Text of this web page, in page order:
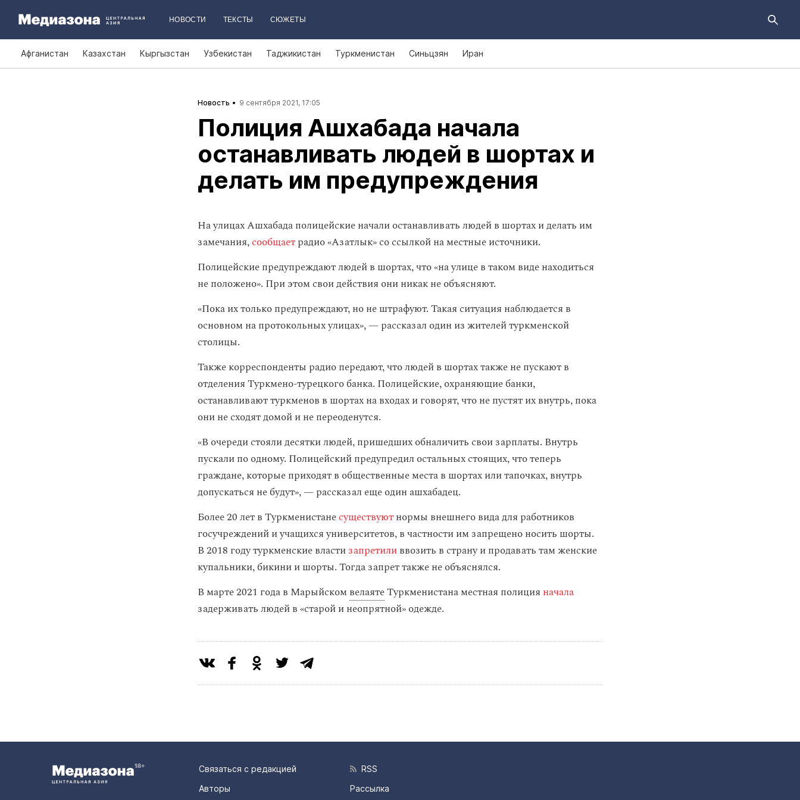
НОВОСТИ ТЕКСТЫ СЮЖЕТЫ
Афганистан Казахстан Кыргызстан Узбекистан Таджикистан Туркменистан Синьцзян Иран
Новость 9 сентября 2021, 17:05
Полиция Ашхабада начала
останавливать людей в шортах и
делать им предупреждения
На улицах Ашхабада полицейские начали останавливать людей в шортах и делать им
замечания,сообщаетрадио «Азатлык» со ссылкой на местные источники.
Полицейские предупреждают людей в шортах, что «на улице в таком виде находиться
не положено». При этом свои действия они никак не объясняют.
«Пока их только предупреждают, но не штрафуют. Такая ситуация наблюдается в
основном на протокольных улицах», — рассказал один из жителей туркменской
столицы.
Также корреспонденты радио передают, что людей в шортах также не пускают в
отделения Туркмено-турецкого банка. Полицейские, охраняющие банки,
останавливают туркменов в шортах на входах и говорят, что не пустят их внутрь, пока
они не сходят домой и не переоденутся.
«В очереди стояли десятки людей, пришедших обналичить свои зарплаты. Внутрь
пускали по одному. Полицейский предупредил остальных стоящих, что теперь
граждане, которые приходят в общественные места в шортах или тапочках, внутрь
допускаться не будут», — рассказал еще один ашхабадец.
Более 20 лет в Туркменистанесуществуютнормы внешнего вида для работников
госучреждений и учащихся университетов, в частности им запрещено носить шорты.
В 2018 году туркменские властизапретиливвозить в страну и продавать там женские
купальники, бикини и шорты. Тогда запрет также не объяснялся.
В марте 2021 года в Марыйском велаятеТуркменистана местная полиция начала
задерживать людей в «старой и неопрятной» одежде.
Связаться с редакцией
Авторы
RSS
Рассылка